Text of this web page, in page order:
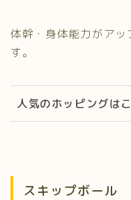
体幹・身体能力がア
す。
人気のホッピングは
スキップボール